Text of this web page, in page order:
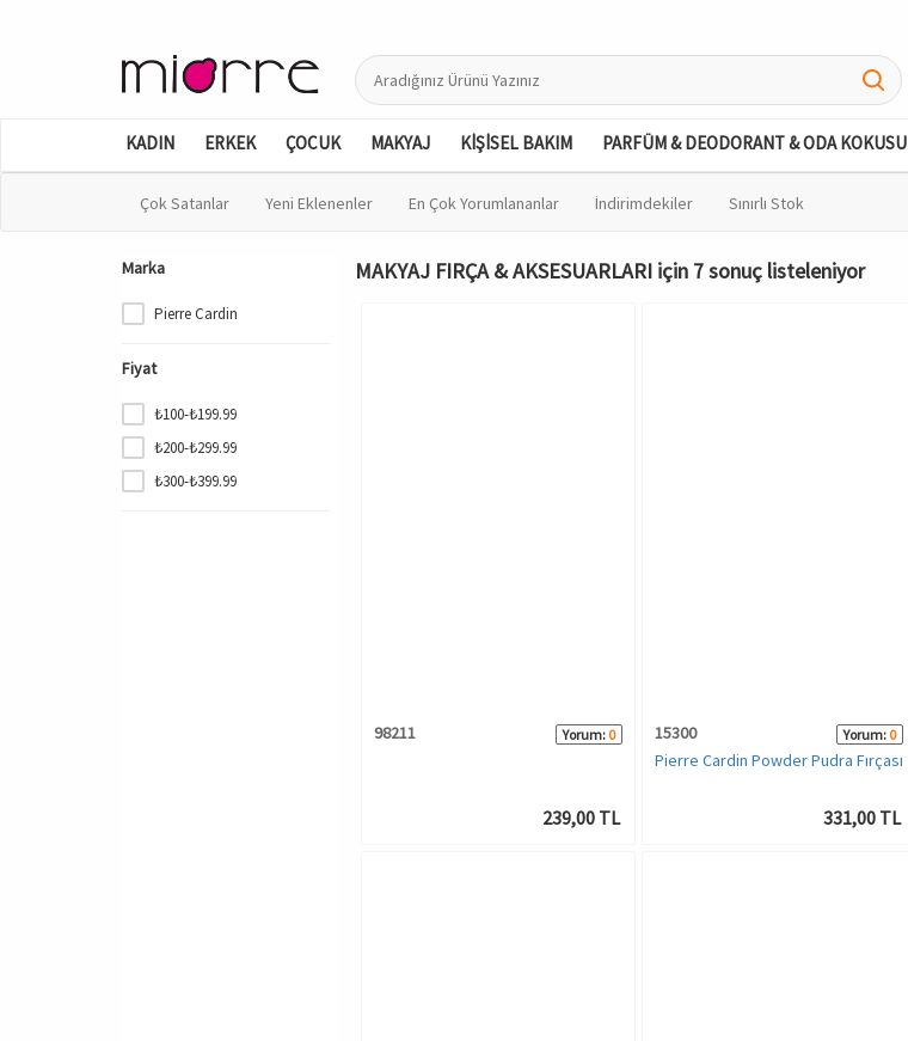
KADIN ERKEK ÇOCUK MAKYAJ KİŞİSEL BAKIM PARFÜM & DEODORANT & ODA KOKUSU
Çok Satanlar Yeni Eklenenler En Çok Yorumlananlar İndirimdekiler Sınırlı Stok
Marka
Pierre Cardin
Fiyat
₺100-₺199.99
₺200-₺299.99
₺300-₺399.99
MAKYAJ FIRÇA & AKSESUARLARI için 7 sonuç listeleniyor
98211 Yorum: 0
239,00 TL
15300 Yorum: 0
Pierre Cardin Powder Pudra Fırçası
331,00 TL